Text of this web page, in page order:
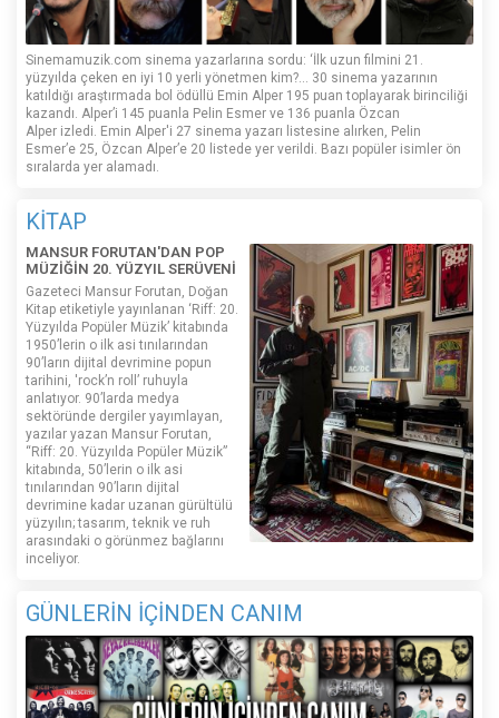
Sinemamuzik.com sinema yazarlarına sordu: ‘İlk uzun filmini 21.
yüzyılda çeken en iyi 10 yerli yönetmen kim?... 30 sinema yazarının
katıldığı araştırmada bol ödüllü Emin Alper 195 puan toplayarak birinciliği
kazandı. Alper’i 145 puanla Pelin Esmer ve 136 puanla Özcan
Alper izledi. Emin Alper'i 27 sinema yazarı listesine alırken, Pelin
Esmer’e 25, Özcan Alper’e 20 listede yer verildi. Bazı popüler isimler ön
sıralarda yer alamadı.
KİTAP
MANSUR FORUTAN'DAN POP
MÜZİĞİN 20. YÜZYIL SERÜVENİ
Gazeteci Mansur Forutan, Doğan
Kitap etiketiyle yayınlanan ‘Riff: 20.
Yüzyılda Popüler Müzik’ kitabında
1950’lerin o ilk asi tınılarından
90’ların dijital devrimine popun
tarihini, 'rock’n roll’ ruhuyla
anlatıyor. 90’larda medya
sektöründe dergiler yayımlayan,
yazılar yazan Mansur Forutan,
“Riff: 20. Yüzyılda Popüler Müzik”
kitabında, 50’lerin o ilk asi
tınılarından 90’ların dijital
devrimine kadar uzanan gürültülü
yüzyılın; tasarım, teknik ve ruh
arasındaki o görünmez bağlarını
inceliyor.
GÜNLERİN İÇİNDEN CANIM